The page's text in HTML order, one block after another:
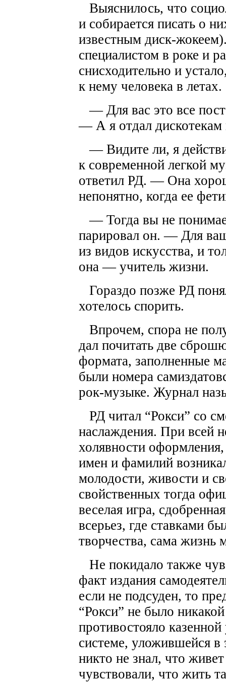
Выяснилось, что
и собирается писать о
известным диск-
специалистом в роке и
снисходительно и
к нему человека в летах.
— Для вас это все
— А я отдал дискотекам
— Видите ли, я
к современной легкой
ответил РД. — Она
непонятно, когда ее
— Тогда вы не
парировал он. — Для
из видов искусства, и
она — учитель жизни.
Гораздо позже РД
хотелось спорить.
Впрочем, спора не
дал почитать две
формата, заполненные
были номера
рок-музыке. Журнал
РД читал “Рокси” со
наслаждения. При всей
холявности
имен и фамилий
молодости, живости и
свойственных тогда
веселая игра,
всерьез, где ставками
творчества, сама
Не покидало также
факт издания
если не подсуден, то
“Рокси” не было
противостояло
системе, уложившейся в
никто не знал, что
чувствовали, что жить